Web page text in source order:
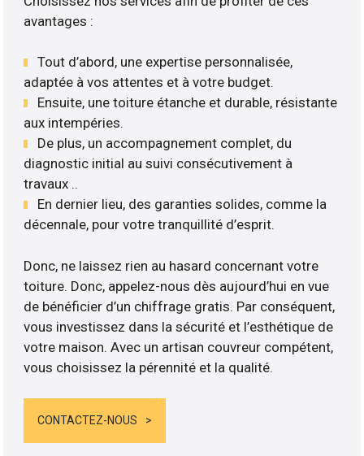
avantages :
Tout d’abord, une expertise personnalisée,
adaptée à vos attentes et à votre budget.
Ensuite, une toiture étanche et durable, résistante
aux intempéries.
De plus, un accompagnement complet, du
diagnostic initial au suivi consécutivement à
travaux ..
En dernier lieu, des garanties solides, comme la
décennale, pour votre tranquillité d’esprit.
Donc, ne laissez rien au hasard concernant votre
toiture. Donc, appelez-nous dès aujourd’hui en vue
de bénéficier d’un chiffrage gratis. Par conséquent,
vous investissez dans la sécurité et l’esthétique de
votre maison. Avec un artisan couvreur compétent,
vous choisissez la pérennité et la qualité.
CONTACTEZ-NOUS